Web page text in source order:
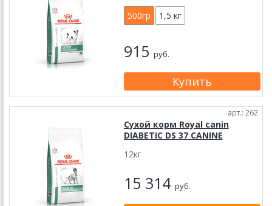
500гр
1,5 кг
915 руб.
арт.: 262
Сухой корм Royal canin
DIABETIC DS 37 CANINE
12кг
15 314 руб.